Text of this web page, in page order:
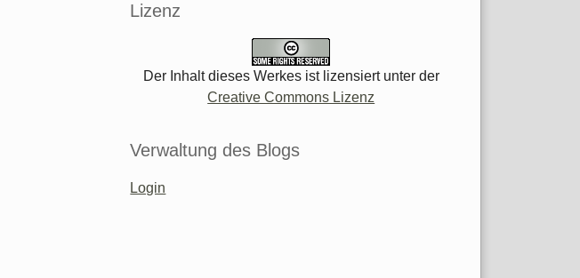
Lizenz
Der Inhalt dieses Werkes ist lizensiert unter der
Creative Commons Lizenz
Verwaltung des Blogs
Login